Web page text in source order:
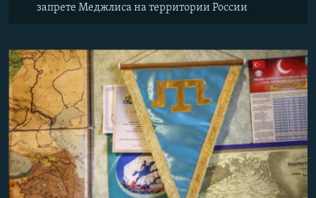
запрете Меджлиса на территории России